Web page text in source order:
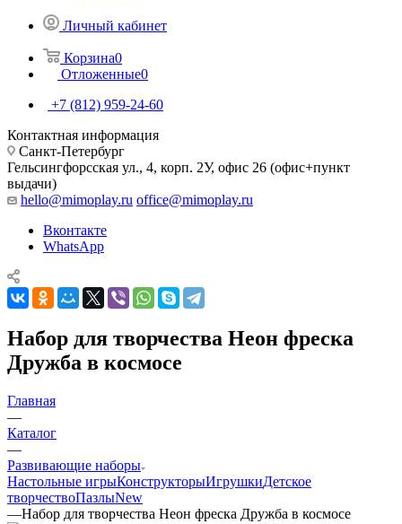
Личный кабинет
Корзина0
Отложенные0
+7 (812) 959-24-60
Контактная информация
Санкт-Петербург
Гельсингфорсская ул., 4, корп. 2У, офис 26 (офис+пункт
выдачи)
hello@mimoplay.ru office@mimoplay.ru
Вконтакте
WhatsApp
Набор для творчества Неон фреска
Дружба в космосе
Главная
—
Каталог
—
Развивающие наборы
Настольные игрыКонструкторыИгрушкиДетское
творчествоПазлыNew
—Набор для творчества Неон фреска Дружба в космосе